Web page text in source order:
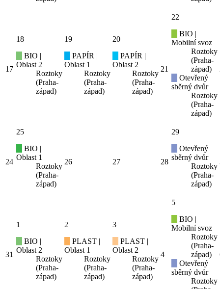
17
18
BIO |
Oblast 2
Roztoky
(Praha-
západ)
19
PAPÍR |
Oblast 1
Roztoky
(Praha-
západ)
20
PAPÍR |
Oblast 2
Roztoky
(Praha-
západ)
21
22
BIO |
Mobilní svoz
Roztoky
(Praha-
západ)
Otevřený
sběrný dvůr
Roztoky
(Praha-
západ)
24
25
BIO |
Oblast 1
Roztoky
(Praha-
západ)
26 27 28
29
Otevřený
sběrný dvůr
Roztoky
(Praha-
západ)
31
1
BIO |
Oblast 2
Roztoky
(Praha-
západ)
2
PLAST |
Oblast 1
Roztoky
(Praha-
západ)
3
PLAST |
Oblast 2
Roztoky
(Praha-
západ)
4
5
BIO |
Mobilní svoz
Roztoky
(Praha-
západ)
Otevřený
sběrný dvůr
Roztoky